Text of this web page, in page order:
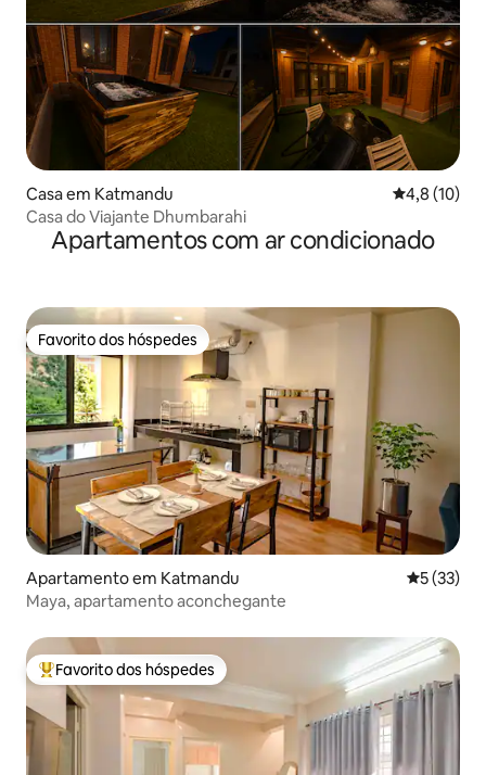
Casa em Katmandu
4,8 (10)
Casa do Viajante Dhumbarahi
Apartamentos com ar condicionado
Favorito dos hóspedes
Favorito dos hóspedes
Apartamento em Katmandu
5 (33)
Maya, apartamento aconchegante
Favoritos dos hóspedes mais apreciados
Favorito dos hóspedes